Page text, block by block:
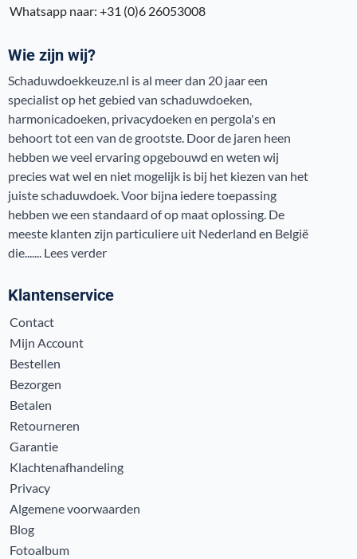
Whatsapp naar: +31 (0)6 26053008
Wie zijn wij?
Schaduwdoekkeuze.nl is al meer dan 20 jaar een
specialist op het gebied van schaduwdoeken,
harmonicadoeken, privacydoeken en pergola's en
behoort tot een van de grootste. Door de jaren heen
hebben we veel ervaring opgebouwd en weten wij
precies wat wel en niet mogelijk is bij het kiezen van het
juiste schaduwdoek. Voor bijna iedere toepassing
hebben we een standaard of op maat oplossing. De
meeste klanten zijn particuliere uit Nederland en België
die....... Lees verder
Klantenservice
Contact
Mijn Account
Bestellen
Bezorgen
Betalen
Retourneren
Garantie
Klachtenafhandeling
Privacy
Algemene voorwaarden
Blog
Fotoalbum